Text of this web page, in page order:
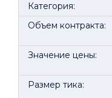
Категория:
Объем контракта:
Значение цены:
Размер тика: